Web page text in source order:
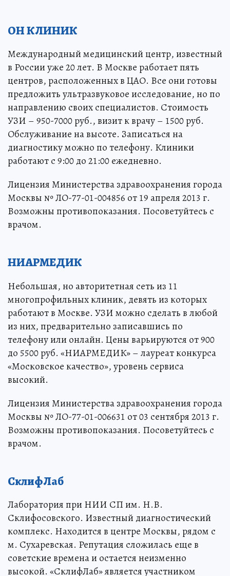
ОН КЛИНИК
Международный медицинский центр, известный
в России уже 20 лет. В Москве работает пять
центров, расположенных в ЦАО. Все они готовы
предложить ультразвуковое исследование, но по
направлению своих специалистов. Стоимость
УЗИ – 950-7000 руб., визит к врачу – 1500 руб.
Обслуживание на высоте. Записаться на
диагностику можно по телефону. Клиники
работают с 9:00 до 21:00 ежедневно.
Лицензия Министерства здравоохранения города
Москвы № ЛО-77-01-004856 от 19 апреля 2013 г.
Возможны противопоказания. Посоветуйтесь с
врачом.
НИАРМЕДИК
Небольшая, но авторитетная сеть из 11
многопрофильных клиник, девять из которых
работают в Москве. УЗИ можно сделать в любой
из них, предварительно записавшись по
телефону или онлайн. Цены варьируются от 900
до 5500 руб. «НИАРМЕДИК» – лауреат конкурса
«Московское качество», уровень сервиса
высокий.
Лицензия Министерства здравоохранения города
Москвы № ЛО-77-01-006631 от 03 сентября 2013 г.
Возможны противопоказания. Посоветуйтесь с
врачом.
СклифЛаб
Лаборатория при НИИ СП им. Н.В.
Склифосовского. Известный диагностический
комплекс. Находится в центре Москвы, рядом с
м. Сухаревская. Репутация сложилась еще в
советские времена и остается неизменно
высокой. «СклифЛаб» является участником